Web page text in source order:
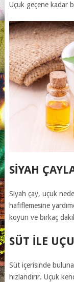
Uçuk geçene kadar
SIYAH
Siyah çay, uçuk
hafiflemesine
koyun ve birkaç
SÜT ILE
Süt içerisinde
hızlandırır. Uçuk